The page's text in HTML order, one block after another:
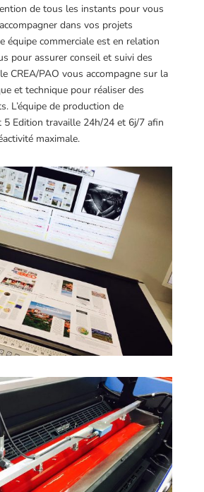
de tous les instants pour vous
dans vos projets
équipe commerciale est en relation
pour assurer conseil et suivi des
CREA/PAO vous accompagne sur la
et technique pour réaliser des
L’équipe de production de
5 Edition travaille 24h/24 et 6j/7 afin
maximale.